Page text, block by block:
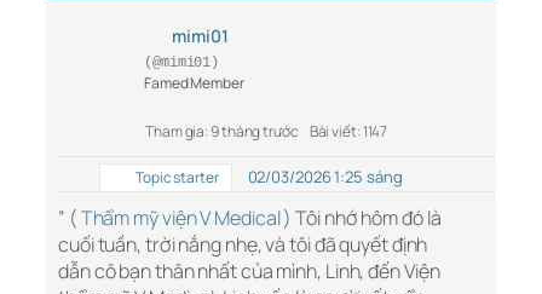
mimi01
(@mimi01)
Famed Member
Tham gia: 9 tháng trước Bài viết: 1147
Topic starter 02/03/2026 1:25 sáng
” (Thẩm mỹ viện V Medical) Tôi nhớ hôm đó là
cuối tuần, trời nắng nhẹ, và tôi đã quyết định
dẫn cô bạn thân nhất của mình, Linh, đến Viện